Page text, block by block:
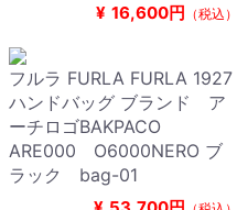
¥ 16,600円 （税込）
フルラ FURLA FURLA 1927
ハンドバッグ ブランド ア
ーチロゴBAKPACO
ARE000 O6000NERO ブ
ラック bag-01